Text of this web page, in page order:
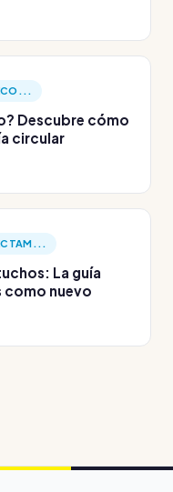
Descubre cómo
circular
La guía
como nuevo